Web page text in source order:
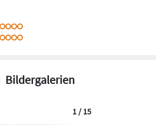
Bildergalerien
1 / 15